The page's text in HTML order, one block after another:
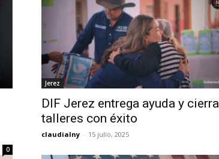
0
Jerez
DIF Jerez entrega ayuda y cierra
talleres con éxito
claudialny - 15 julio, 2025